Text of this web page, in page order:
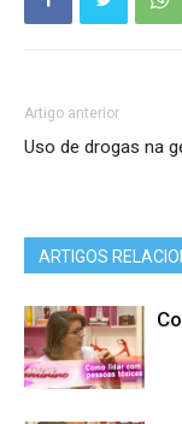
Artigo anterior
Uso de drogas na
ARTIGOS